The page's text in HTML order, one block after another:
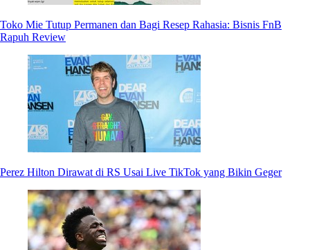
Toko Mie Tutup Permanen dan Bagi Resep Rahasia: Bisnis FnB
Rapuh Review
Perez Hilton Dirawat di RS Usai Live TikTok yang Bikin Geger